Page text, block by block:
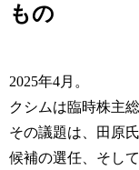
もの
2025年4月。
クシムは臨時株主
その議題は、田原
候補の選任、そし